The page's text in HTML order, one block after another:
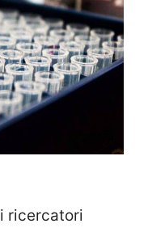
i ricercatori